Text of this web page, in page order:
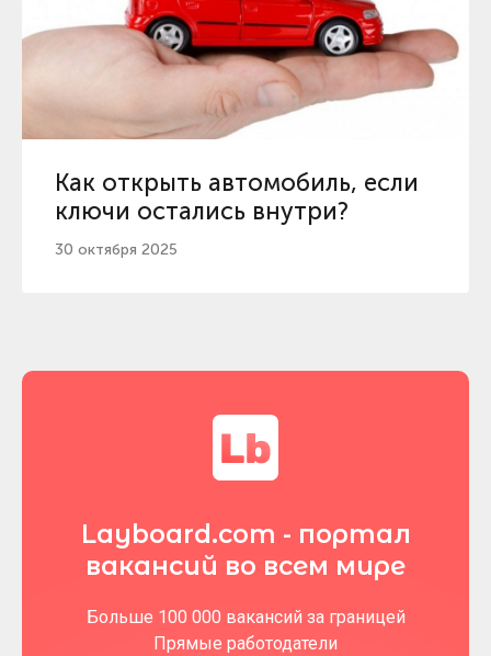
Как открыть автомобиль, если
ключи остались внутри?
30 октября 2025
Layboard.com - портал
вакансий во всем мире
Больше 100 000 вакансий за границей
Прямые работодатели